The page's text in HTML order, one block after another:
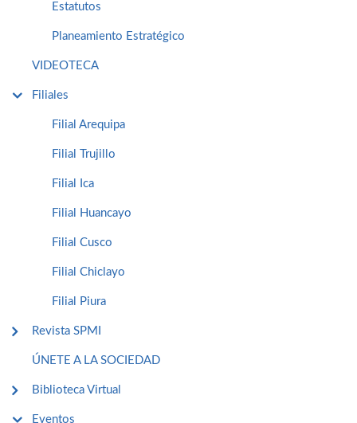
Estatutos
Planeamiento Estratégico
VIDEOTECA
Filiales
Filial Arequipa
Filial Trujillo
Filial Ica
Filial Huancayo
Filial Cusco
Filial Chiclayo
Filial Piura
Revista SPMI
ÚNETE A LA SOCIEDAD
Biblioteca Virtual
Eventos